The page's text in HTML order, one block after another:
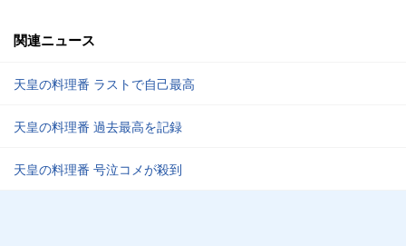
関連ニュース
天皇の料理番 ラストで自己最高
天皇の料理番 過去最高を記録
天皇の料理番 号泣コメが殺到